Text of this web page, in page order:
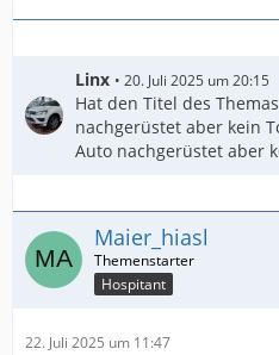
Linx 20. Juli 2025 um 20:15
Hat den Titel des
nachgerüstet aber kein
Auto nachgerüstet aber
Maier_hiasl
Hospitant
22. Juli 2025 um 11:47